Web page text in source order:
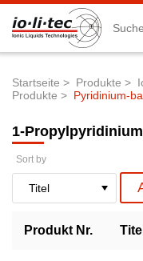
Produktsuche
Katalog-
Produktlisten
Ionische
Pfadnavigation
Startseite Produkte
Produkte
Pyridinium-
1-Propylpyridinium
Sort by
Produkt Nr. Titel